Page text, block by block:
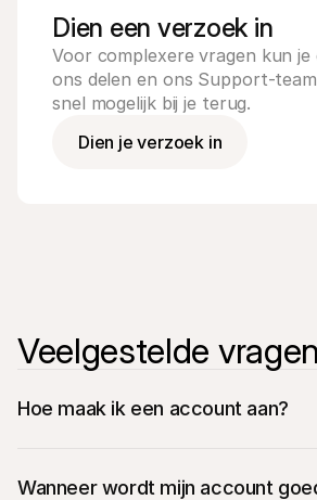
Dien een verzoek in
Voor complexere vragen kun je
ons delen en ons Support-
snel mogelijk bij je terug.
Dien je verzoek in
Veelgestelde vragen
Hoe maak ik een account aan?
Wanneer wordt mijn account